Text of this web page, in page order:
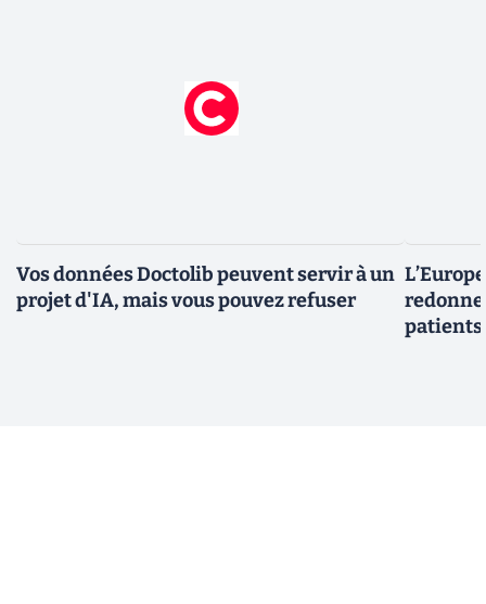
Vos données Doctolib peuvent servir à un
projet d'IA, mais vous pouvez refuser
patients